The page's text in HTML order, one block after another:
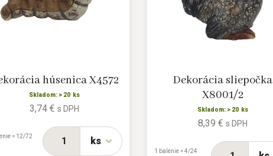
húsenica X4572
Skladom: > 20 ks
3,74 € s DPH
ks
= 12/72
Dekorácia sliepočka
X8001/2
Skladom: > 20 ks
8,39 € s DPH
1 balenie = 4/24